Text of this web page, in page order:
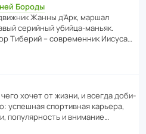
Бороды
Жанны д’Арк, маршал
серийный убийца-маньяк.
Тиберий – совре­менник Иисуса…
хочет от жизни, и всегда доби­
успе­шная спор­ти­вная карьера,
попу­ля­р­ность и внимание…